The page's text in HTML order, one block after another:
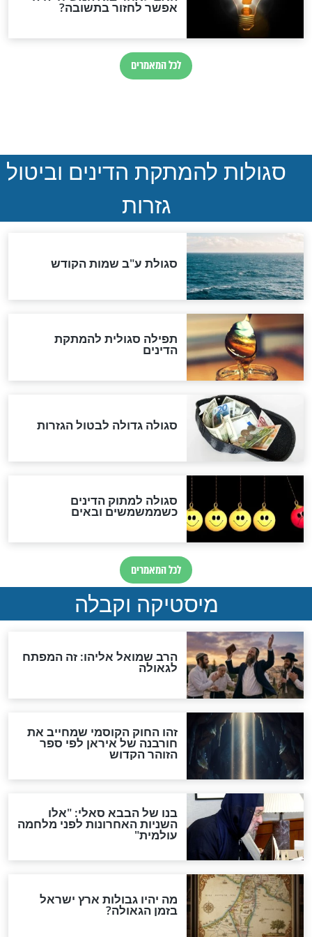
ההסכם החשאי של טראמפ
ואיראן: בלי שקיפות ועם הרבה
המסמך האבוד שנחשף
במרתפי מוסקבה: כתב היד
הנדיר של הרשב"ם התגלה
"מודה לקב"ה על כל השנים"
לכל המאמרים
אחרית הימים
האם אפשר לחשב את הקץ?
מה יהיה בימות המשיח?
"לפני הגאולה תהיה אפיקורסות
והכחשה גדולה מאוד של
האמונה"
האם לאחר בוא המשיח יהיה
אפשר לחזור בתשובה?
לכל המאמרים